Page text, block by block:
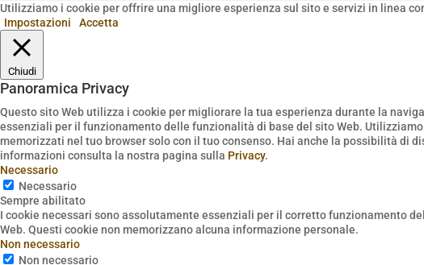
Utilizziamo i cookie per offrire una migliore esperienza sul sito e servizi in linea
Impostazioni
Accetta
Chiudi
Panoramica Privacy
Questo sito Web utilizza i cookie per migliorare la tua esperienza durante la
essenziali per il funzionamento delle funzionalità di base del sito Web.
memorizzati nel tuo browser solo con il tuo consenso. Hai anche la possibilità di
informazioni consulta la nostra pagina sulla Privacy.
Necessario
Necessario
Sempre abilitato
I cookie necessari sono assolutamente essenziali per il corretto funzionamento
Web. Questi cookie non memorizzano alcuna informazione personale.
Non necessario
Non necessario